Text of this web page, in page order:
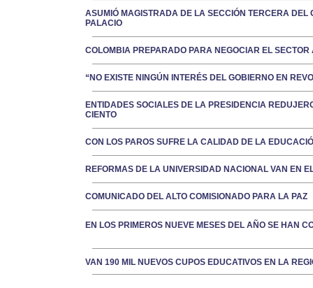
ASUMIÓ MAGISTRADA DE LA SECCIÓN TERCERA
PALACIO
COLOMBIA PREPARADO PARA NEGOCIAR EL
“NO EXISTE NINGÚN INTERÉS DEL GOBIERNO EN
ENTIDADES SOCIALES DE LA PRESIDENCIA
CIENTO
CON LOS PAROS SUFRE LA CALIDAD DE LA
REFORMAS DE LA UNIVERSIDAD NACIONAL VAN EN
COMUNICADO DEL ALTO COMISIONADO PARA LA PAZ
EN LOS PRIMEROS NUEVE MESES DEL AÑO SE HAN
VAN 190 MIL NUEVOS CUPOS EDUCATIVOS EN LA